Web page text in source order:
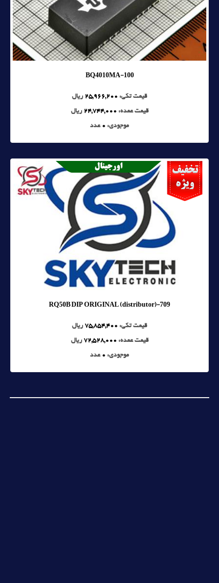
BQ4010MA-100
قیمت تکی: 25,966,200 ریال
قیمت عمده: 24,744,000 ریال
موجودی: 0 عدد
709-RQ50B DIP ORIGINAL (distributor)
قیمت تکی: 75,854,400 ریال
قیمت عمده: 72,528,000 ریال
موجودی: 0 عدد